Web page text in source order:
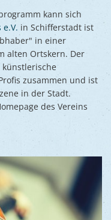
kann sich
e.V. in Schifferstadt ist
in einer
alten Ortskern. Der
künstlerische
zusammen und ist
in der Stadt.
des Vereins